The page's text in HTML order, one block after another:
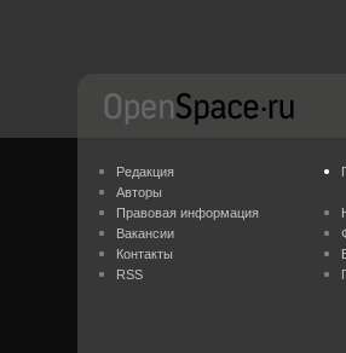
Редакция
Авторы
Правовая информация
Вакансии
Контакты
RSS